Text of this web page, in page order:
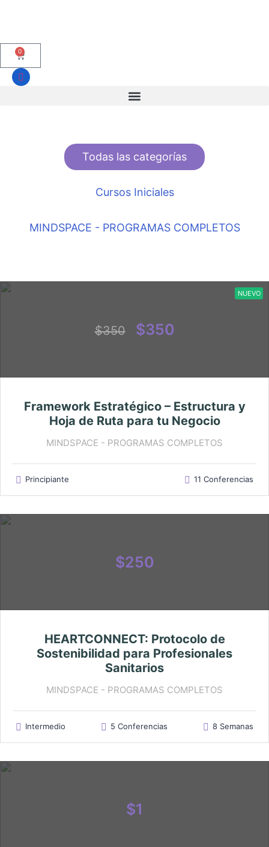
0
Todas las categorías
Cursos Iniciales
MINDSPACE - PROGRAMAS COMPLETOS
NUEVO
$350 $350
Framework Estratégico – Estructura y
Hoja de Ruta para tu Negocio
MINDSPACE - PROGRAMAS COMPLETOS
Principiante 11 Conferencias
$250
HEARTCONNECT: Protocolo de
Sostenibilidad para Profesionales
Sanitarios
MINDSPACE - PROGRAMAS COMPLETOS
Intermedio 5 Conferencias 8 Semanas
$1